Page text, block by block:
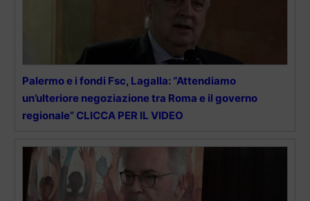
Palermo e i fondi Fsc, Lagalla: “Attendiamo
un’ulteriore negoziazione tra Roma e il governo
regionale” CLICCA PER IL VIDEO